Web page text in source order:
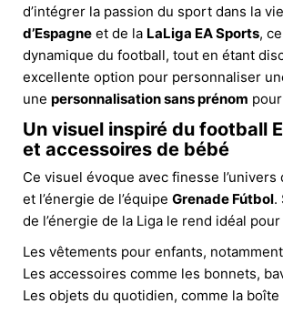
d’intégrer la passion du sport dans la
d’Espagne et de la LaLiga EA Sports,
dynamique du football, tout en étant
excellente option pour personnaliser
une personnalisation sans prénom
Un visuel inspiré du football
et accessoires de bébé
Ce visuel évoque avec finesse l’univers
et l’énergie de l’équipe Grenade Fútbol.
de l’énergie de la Liga le rend idéal
Les vêtements pour enfants,
Les accessoires comme les bonnets,
Les objets du quotidien, comme la boîte